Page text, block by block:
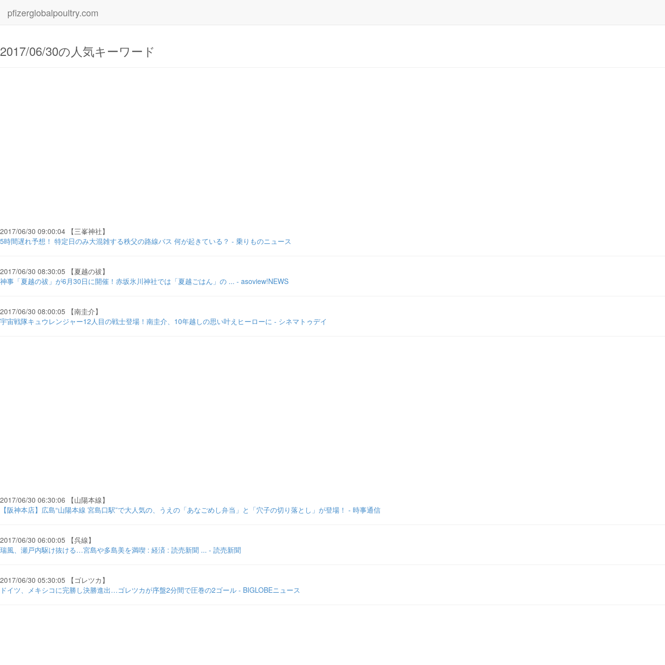
pfizerglobalpoultry.com
2017/06/30の人気キーワード
2017/06/30 09:00:04 【三峯神社】
5時間遅れ予想！ 特定日のみ大混雑する秩父の路線バス 何が起きている？ - 乗りものニュース
2017/06/30 08:30:05 【夏越の祓】
神事「夏越の祓」が6月30日に開催！赤坂氷川神社では「夏越ごはん」の ... - asoview!NEWS
2017/06/30 08:00:05 【南圭介】
宇宙戦隊キュウレンジャー12人目の戦士登場！南圭介、10年越しの思い叶えヒーローに - シネマトゥデイ
2017/06/30 06:30:06 【山陽本線】
【阪神本店】広島“山陽本線 宮島口駅”で大人気の、うえの「あなごめし弁当」と「穴子の切り落とし」が登場！ - 時事通信
2017/06/30 06:00:05 【呉線】
瑞風、瀬戸内駆け抜ける…宮島や多島美を満喫 : 経済 : 読売新聞 ... - 読売新聞
2017/06/30 05:30:05 【ゴレツカ】
ドイツ、メキシコに完勝し決勝進出…ゴレツカが序盤2分間で圧巻の2ゴール - BIGLOBEニュース